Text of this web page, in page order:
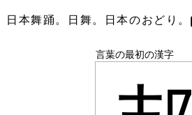
日本舞踊。日舞。日本のおどり。
言葉の最初の漢字